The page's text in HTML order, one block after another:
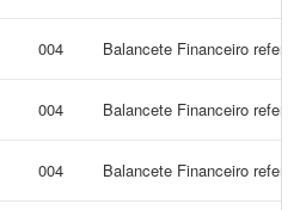
004 Balancete Financeiro
004 Balancete Financeiro
004 Balancete Financeiro